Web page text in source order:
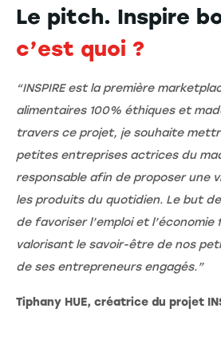
Le pitch. Inspire
c’est quoi ?
“INSPIRE est la première
alimentaires 100% éthiques et
travers ce projet, je souhaite
petites entreprises actrices du
responsable afin de proposer une
les produits du quotidien. Le but
de favoriser l’emploi et l’économie
valorisant le savoir-être de nos
de ses entrepreneurs engagés.”
Tiphany HUE, créatrice du projet